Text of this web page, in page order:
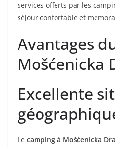
services offerts par les
séjour confortable et
Avantages
Mošćenicka
Excellente
Le camping à Mošćenicka